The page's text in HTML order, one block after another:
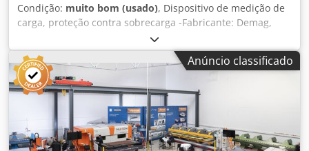
Condição: muito bom (usado), Dispositivo de medição de
carga, proteção contra sobrecarga -Fabricante: Demag,
dispositivo de medição de carga com proteção contra
sobrecarga, embalagem original -Tipo: MGS 0,63/2,20 -N.º
de referência: 49169244 Cedpezlxb Ijfx Adwerf -
Componentes individuais: ver fotos -Dimensões da
embalagem: 285/220/60 mm -Peso próprio: 1,1 kg
Anúncio classificado